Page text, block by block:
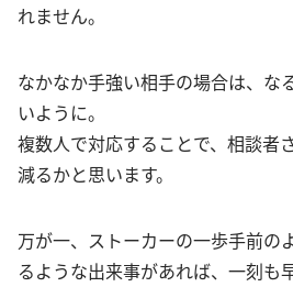
れません。
なかなか手強い相手の場合は、な
いように。
複数人で対応することで、相談者
減るかと思います。
万が一、ストーカーの一歩手前の
るような出来事があれば、一刻も